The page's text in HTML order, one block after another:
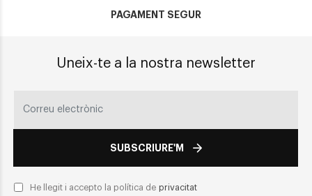
PAGAMENT SEGUR
Uneix-te a la nostra newsletter
SUBSCRIURE'M
He llegit i accepto la política de privacitat